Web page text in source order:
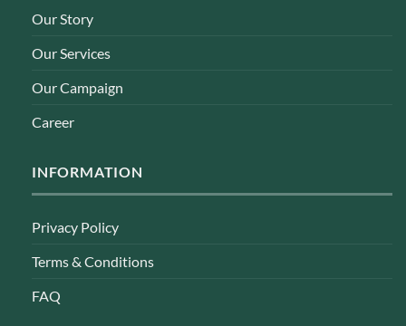
Our Story
Our Services
Our Campaign
Career
INFORMATION
Privacy Policy
Terms & Conditions
FAQ